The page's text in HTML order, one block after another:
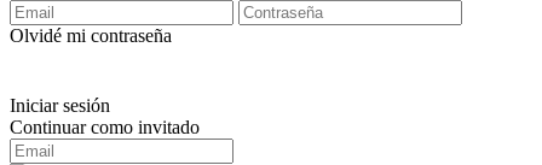
Olvidé mi contraseña
Iniciar sesión
Continuar como invitado